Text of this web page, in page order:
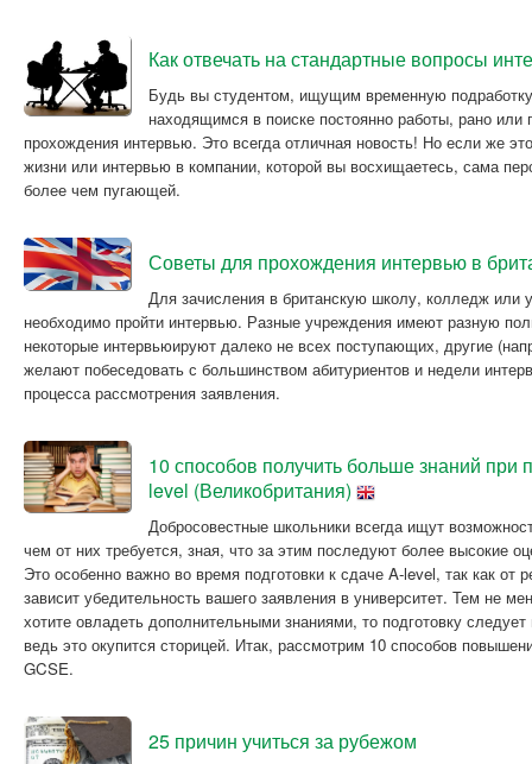
Как отвечать на стандартные вопросы
Будь вы студентом, ищущим временную
находящимся в поиске постоянно работы, рано или
прохождения интервью. Это всегда отличная новость! Но если же
жизни или интервью в компании, которой вы восхищаетесь, сама
более чем пугающей.
Советы для прохождения интервью в
Для зачисления в британскую школу, колледж или
необходимо пройти интервью. Разные учреждения имеют разную
некоторые интервьюируют далеко не всех поступающих, другие
желают побеседовать с большинством абитуриентов и недели
процесса рассмотрения заявления.
10 способов получить больше знаний при
level (Великобритания)
Добросовестные школьники всегда ищут
чем от них требуется, зная, что за этим последуют более высокие
Это особенно важно во время подготовки к сдаче A-level, так как от
зависит убедительность вашего заявления в университет. Тем не
хотите овладеть дополнительными знаниями, то подготовку
ведь это окупится сторицей. Итак, рассмотрим 10 способов
GCSE.
25 причин учиться за рубежом